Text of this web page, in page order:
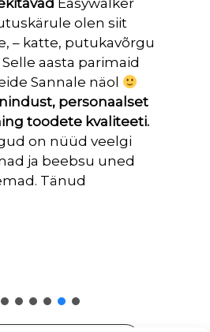
Easywalker
olen siit
– katte, putukavõrgu
aasta parimaid
Sannale näol
personaalset
toodete kvaliteeti.
on nüüd veelgi
ja beebsu uned
Tänud